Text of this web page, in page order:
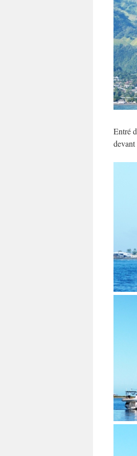
Entré